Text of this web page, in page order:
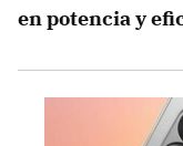
en potencia y